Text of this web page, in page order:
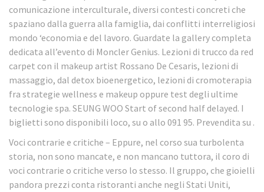
comunicazione interculturale, diversi contesti concreti che
spaziano dalla guerra alla famiglia, dai conflitti interreligiosi
mondo ‘economia e del lavoro. Guardate la gallery completa
dedicata all’evento di Moncler Genius. Lezioni di trucco da red
carpet con il makeup artist Rossano De Cesaris, lezioni di
massaggio, dal detox bioenergetico, lezioni di cromoterapia
fra strategie wellness e makeup oppure test degli ultime
tecnologie spa. SEUNG WOO Start of second half delayed. I
biglietti sono disponibili loco, su o allo 091 95. Prevendita su .
Voci contrarie e critiche – Eppure, nel corso sua turbolenta
storia, non sono mancate, e non mancano tuttora, il coro di
voci contrarie o critiche verso lo stesso. Il gruppo, che gioielli
pandora prezzi conta ristoranti anche negli Stati Uniti,